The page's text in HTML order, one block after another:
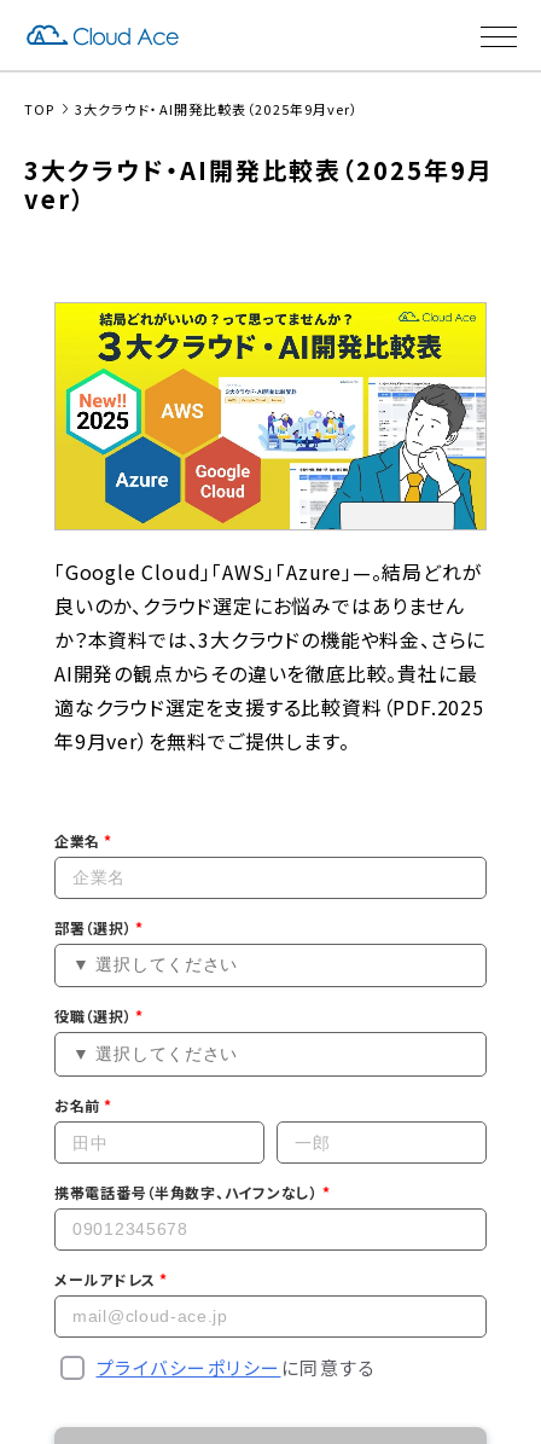
TOP 3大クラウド・AI開発比較表（2025年9月ver）
3大クラウド・AI開発比較表（2025年9月
ver）
「Google Cloud」「AWS」「Azure」—。結局どれが
良いのか、クラウド選定にお悩みではありません
か？本資料では、3大クラウドの機能や料金、さらに
AI開発の観点からその違いを徹底比較。貴社に最
適なクラウド選定を支援する比較資料（PDF.2025
年9月ver）を無料でご提供します。
企業名
部署（選択）
役職（選択）
お名前
携帯電話番号（半角数字、ハイフンなし）
メールアドレス
プライバシーポリシー に同意する